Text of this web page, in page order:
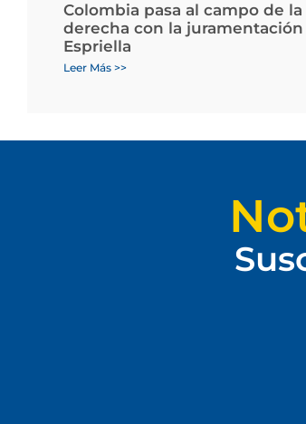
Colombia pasa al campo de
derecha con la juramentación
Espriella
Leer Más >>